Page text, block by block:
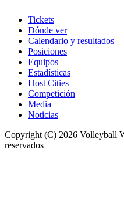
Tickets
Dónde ver
Calendario y resultados
Posiciones
Equipos
Estadísticas
Host Cities
Competición
Media
Noticias
Copyright (C) 2026 Volleyball
reservados